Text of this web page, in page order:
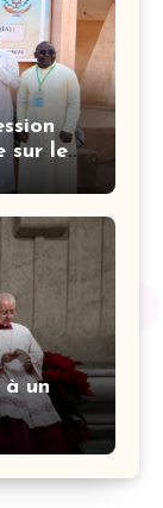
sur les
à un